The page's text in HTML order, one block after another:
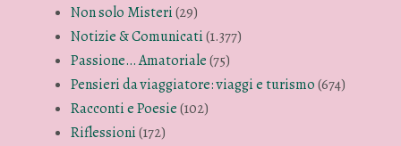
Non solo Misteri(29)
Notizie & Comunicati(1.377)
Passione… Amatoriale(75)
Pensieri da viaggiatore: viaggi e turismo(674)
Racconti e Poesie(102)
Riflessioni(172)